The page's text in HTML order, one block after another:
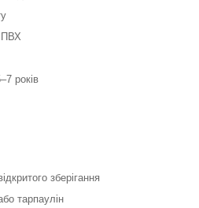
ПВХ
років
зберігання
тарпаулін